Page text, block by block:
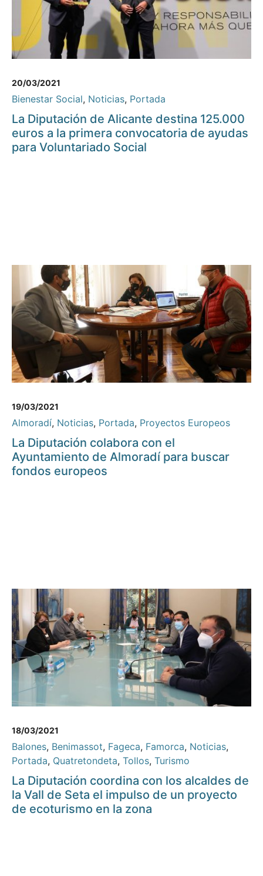
20/03/2021
Bienestar Social, Noticias, Portada
La Diputación de Alicante destina 125.000
euros a la primera convocatoria de ayudas
para Voluntariado Social
19/03/2021
Almoradí, Noticias, Portada, Proyectos Europeos
La Diputación colabora con el
Ayuntamiento de Almoradí para buscar
fondos europeos
18/03/2021
Balones, Benimassot, Fageca, Famorca, Noticias,
Portada, Quatretondeta, Tollos, Turismo
La Diputación coordina con los alcaldes de
la Vall de Seta el impulso de un proyecto
de ecoturismo en la zona